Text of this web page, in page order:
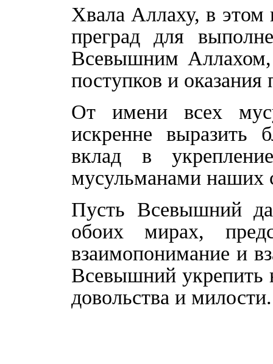
Хвала Аллаху, в этом
преград для
Всевышним Аллахом,
поступков и
От имени всех
искренне выразить
вклад в
мусульманами наших
Пусть Всевышний
обоих мирах,
взаимопонимание и
Всевышний укрепить
довольства и милости.